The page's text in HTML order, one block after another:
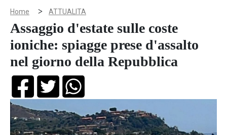
Home > ATTUALITA
Assaggio d'estate sulle coste
ioniche: spiagge prese d'assalto
nel giorno della Repubblica